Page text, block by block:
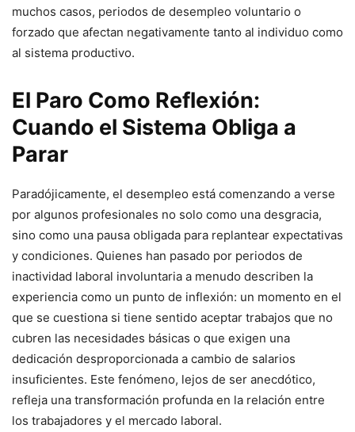
muchos casos, periodos de desempleo voluntario o
forzado que afectan negativamente tanto al individuo como
al sistema productivo.
El Paro Como Reflexión:
Cuando el Sistema Obliga a
Parar
Paradójicamente, el desempleo está comenzando a verse
por algunos profesionales no solo como una desgracia,
sino como una pausa obligada para replantear expectativas
y condiciones. Quienes han pasado por periodos de
inactividad laboral involuntaria a menudo describen la
experiencia como un punto de inflexión: un momento en el
que se cuestiona si tiene sentido aceptar trabajos que no
cubren las necesidades básicas o que exigen una
dedicación desproporcionada a cambio de salarios
insuficientes. Este fenómeno, lejos de ser anecdótico,
refleja una transformación profunda en la relación entre
los trabajadores y el mercado laboral.